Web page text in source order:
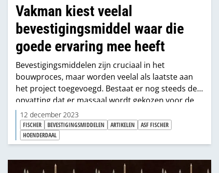
Vakman kiest veelal
bevestigingsmiddel waar die
goede ervaring mee heeft
Bevestigingsmiddelen zijn cruciaal in het
bouwproces, maar worden veelal als laatste aan
het project toegevoegd. Bestaat er nog steeds de
opvatting dat er massaal wordt gekozen voor de
goedkoopste oplossing of hebben de
bouwmaterialen- en ijzerwarenhandel hun
klantenkring er inmiddels van doordrongen dat de
beste kwaliteit wel degelijk essentieel is? Welke rol
speelt de industrie daarbij?
12 december 2023
FISCHER BEVESTIGINGSMIDDELEN ARTIKELEN
ASF FISCHER
HOENDERDAAL